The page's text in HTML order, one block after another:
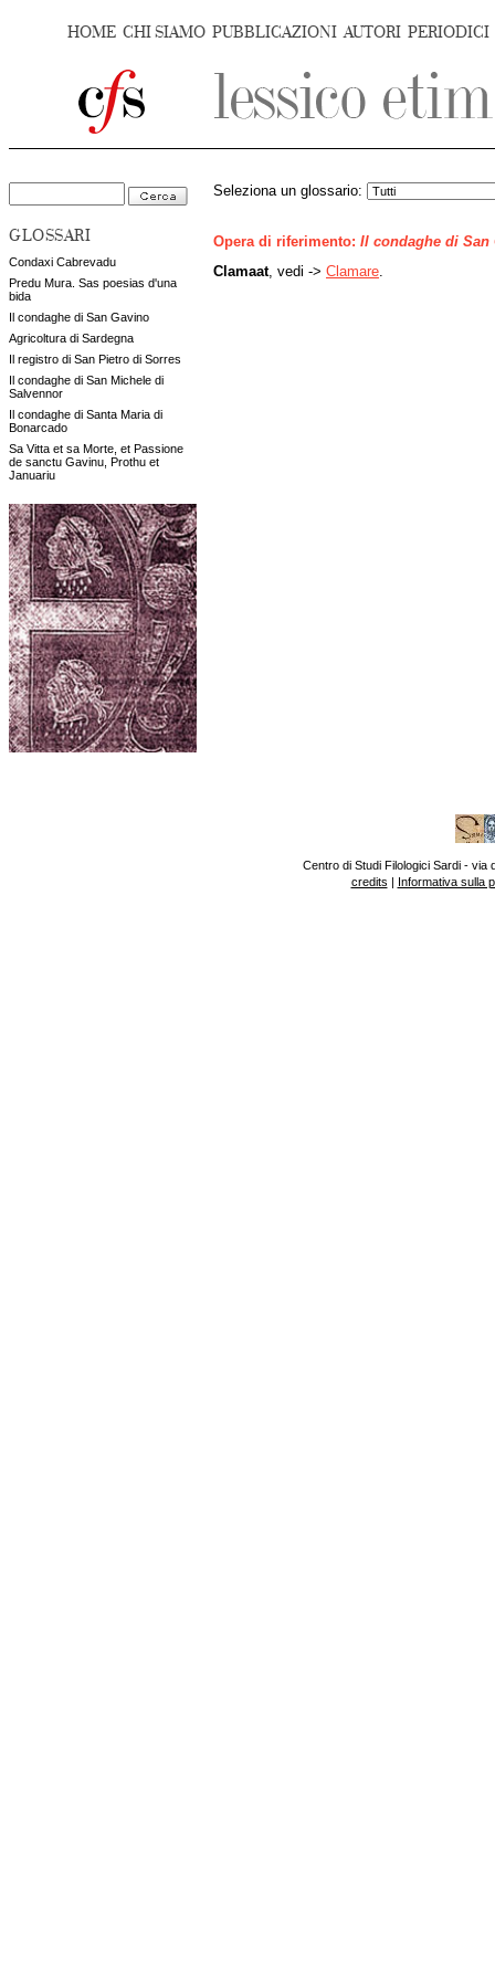
HOME CHI SIAMO PUBBLICAZIONI AUTORI PERIODICI
GLOSSARI
Condaxi Cabrevadu
Predu Mura. Sas poesias d'una
bida
Il condaghe di San Gavino
Agricoltura di Sardegna
Il registro di San Pietro di Sorres
Il condaghe di San Michele di
Salvennor
Il condaghe di Santa Maria di
Bonarcado
Sa Vitta et sa Morte, et Passione
de sanctu Gavinu, Prothu et
Januariu
Seleziona un glossario:
Opera di riferimento: Il condaghe di San
Clamaat, vedi -> Clamare
Centro di Studi Filologici Sardi - via
credits | Informativa sulla